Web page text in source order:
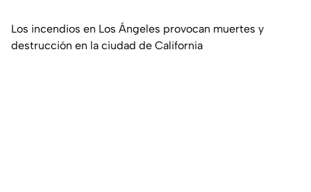
Los incendios en Los Ángeles provocan muertes y
destrucción en la ciudad de California